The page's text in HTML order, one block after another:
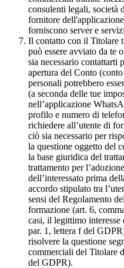
consulenti legali, società
fornitore
forniscono server e
Il contatto con il Titolare
può essere avviato da te
sia necessario contattarti
apertura del Conto
personali potrebbero
(a seconda delle tue
nell’applicazione
profilo e numero di
richiedere all’utente di
ciò sia necessario per
la questione oggetto del
la base giuridica del
trattamento per
dell’interessato prima
accordo stipulato tra
sensi del Regolamento
formazione (art. 6,
casi, il legittimo
par. 1, lettera f del
risolvere la questione
commerciali del Titolare
del GDPR).